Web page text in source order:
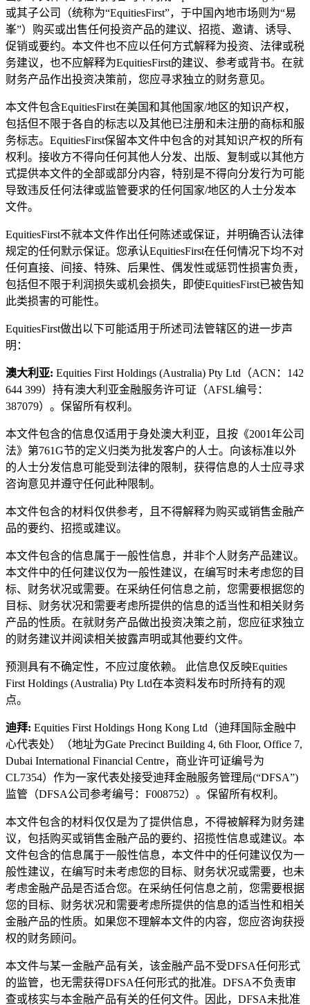
或其子公司（统称为“EquitiesFirst”，于中国內地市场则为“易
峯”）购买或出售任何投资产品的建议、招揽、邀请、诱导、
促销或要约。本文件也不应以任何方式解释为投资、法律或税
务建议，也不应解释为EquitiesFirst的建议、参考或背书。在就
财务产品作出投资决策前，您应寻求独立的财务意见。
本文件包含EquitiesFirst在美国和其他国家/地区的知识产权，
包括但不限于各自的标志以及其他已注册和未注册的商标和服
务标志。EquitiesFirst保留本文件中包含的对其知识产权的所有
权利。接收方不得向任何其他人分发、出版、复制或以其他方
式提供本文件的全部或部分内容，特别是不得向分发行为可能
导致违反任何法律或监管要求的任何国家/地区的人士分发本
文件。
EquitiesFirst不就本文件作出任何陈述或保证，并明确否认法律
规定的任何默示保证。您承认EquitiesFirst在任何情况下均不对
任何直接、间接、特殊、后果性、偶发性或惩罚性损害负责，
包括但不限于利润损失或机会损失，即使EquitiesFirst已被告知
此类损害的可能性。
EquitiesFirst做出以下可能适用于所述司法管辖区的进一步声
明：
澳大利亚: Equities First Holdings (Australia) Pty Ltd（ACN：142
644 399）持有澳大利亚金融服务许可证（AFSL编号：
387079）。保留所有权利。
本文件包含的信息仅适用于身处澳大利亚，且按《2001年公司
法》第761G节的定义归类为批发客户的人士。向该标准以外
的人士分发信息可能受到法律的限制，获得信息的人士应寻求
咨询意见并遵守任何此种限制。
本文件包含的材料仅供参考，且不得解释为购买或销售金融产
品的要约、招揽或建议。
本文件包含的信息属于一般性信息，并非个人财务产品建议。
本文件中的任何建议仅为一般性建议，在编写时未考虑您的目
标、财务状况或需要。在采纳任何信息之前，您需要根据您的
目标、财务状况和需要考虑所提供的信息的适当性和相关财务
产品的性质。在就财务产品做出投资决策之前，您应征求独立
的财务建议并阅读相关披露声明或其他要约文件。
预测具有不确定性，不应过度依赖。 此信息仅反映Equities
First Holdings (Australia) Pty Ltd在本资料发布时所持有的观
点。
迪拜: Equities First Holdings Hong Kong Ltd（迪拜国际金融中
心代表处）（地址为Gate Precinct Building 4, 6th Floor, Office 7,
Dubai International Financial Centre，商业许可证编号为
CL7354）作为一家代表处接受迪拜金融服务管理局(“DFSA”)
监管（DFSA公司参考编号：F008752）。保留所有权利。
本文件包含的材料仅仅是为了提供信息，不得被解释为财务建
议，包括购买或销售金融产品的要约、招揽性信息或建议。本
文件包含的信息属于一般性信息，本文件中的任何建议仅为一
般性建议，在编写时未考虑您的目标、财务状况或需要，也未
考虑金融产品是否适合您。在采纳任何信息之前，您需要根据
您的目标、财务状况和需要考虑所提供的信息的适当性和相关
金融产品的性质。如果您不理解本文件的内容，您应咨询获授
权的财务顾问。
本文件与某一金融产品有关，该金融产品不受DFSA任何形式
的监管，也无需获得DFSA任何形式的批准。DFSA不负责审
查或核实与本金融产品有关的任何文件。因此，DFSA未批准